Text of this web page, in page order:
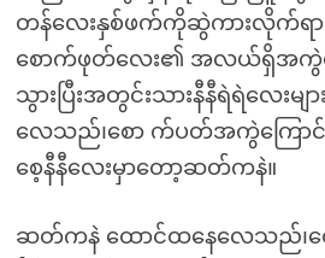
တန်လေးနှစ်ဖက်ကိုဆွဲကားလိုက်ရာဖ
စောက်ဖုတ်လေး၏ အလယ်ရှိအကွဲကြ
သွားပြီးအတွင်းသားနီနီရဲရဲလေးမ
လေသည်၊စော က်ပတ်အကွဲကြော
စေ့နီနီလေးမှာတော့ဆတ်ကနဲ။
ဆတ်ကနဲ ထောင်ထနေလေသည်၊ဇေ